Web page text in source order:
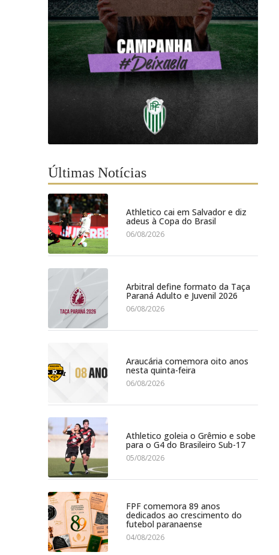
Últimas Notícias
Athletico cai em Salvador e diz
adeus à Copa do Brasil
06/08/2026
Arbitral define formato da Taça
Paraná Adulto e Juvenil 2026
06/08/2026
Araucária comemora oito anos
nesta quinta-feira
06/08/2026
Athletico goleia o Grêmio e sobe
para o G4 do Brasileiro Sub-17
05/08/2026
FPF comemora 89 anos
dedicados ao crescimento do
futebol paranaense
04/08/2026